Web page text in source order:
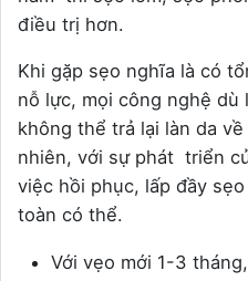
điều trị hơn.
Khi gặp sẹo nghĩa là có
nỗ lực, mọi công nghệ
không thể trả lại làn da
nhiên, với sự phát triển
việc hồi phục, lấp đầy
toàn có thể.
Với vẹo mới 1-3